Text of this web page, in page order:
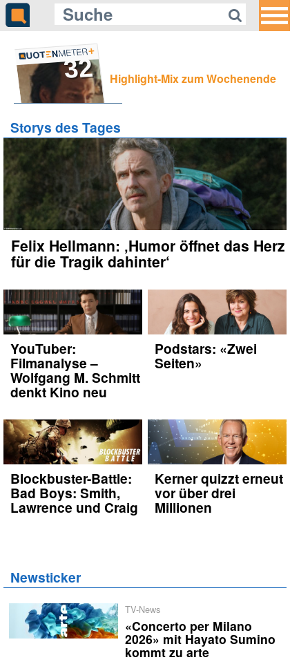
32 Highlight-Mix zum Wochenende
Storys des Tages
Felix Hellmann: ‚Humor öffnet das Herz
für die Tragik dahinter‘
YouTuber:
Filmanalyse –
Wolfgang M. Schmitt
denkt Kino neu
Podstars: «Zwei
Seiten»
Blockbuster-Battle:
Bad Boys: Smith,
Lawrence und Craig
Kerner quizzt erneut
vor über drei
Millionen
Newsticker
TV-News
«Concerto per Milano
2026» mit Hayato Sumino
kommt zu arte